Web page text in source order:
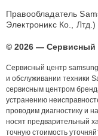
Правообладатель
Электроникс Ко., Лтд.)
© 2026 — Сервисный
Сервисный центр
и обслуживании техники
сервисным центром
устранению
проводим диагностику и
носят предварительный
точную стоимость